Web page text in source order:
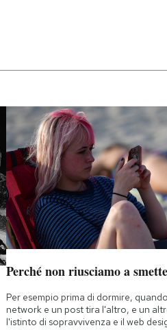
Perché non riusciamo a
Per esempio prima di dormire,
network e un post tira l'altro, e un
l'istinto di sopravvivenza e il web